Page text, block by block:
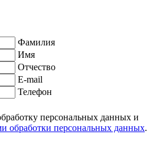
Фамилия
Имя
Отчество
E-mail
Телефон
персональных данных и
обработки персональных данных.